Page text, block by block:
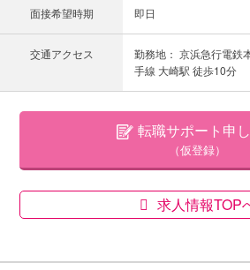
面接希望時期 即日
交通アクセス
勤務地： 京浜急行電鉄
手線 大崎駅 徒歩10分
転職サポート申
（仮登録）
求人情報TOP